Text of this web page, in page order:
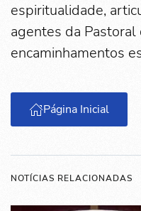
espiritualidade,
agentes da Pastoral
encaminhamentos
Página Inicial
NOTÍCIAS RELACIONADAS